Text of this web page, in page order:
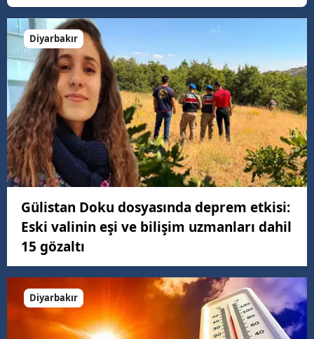
Diyarbakır
Gülistan Doku dosyasında deprem etkisi:
Eski valinin eşi ve bilişim uzmanları dahil
15 gözaltı
Diyarbakır